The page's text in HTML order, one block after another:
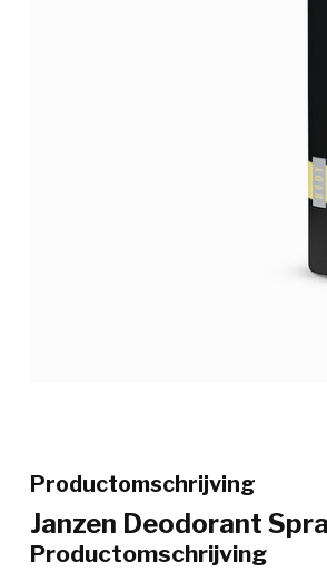
Productomschrijving
Janzen Deodorant
Productomschrijving